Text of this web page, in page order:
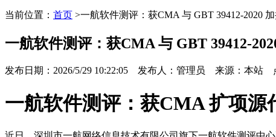
当前位置： 首页 >一航软件测评：获CMA 与 GBT 39412-2020
一航软件测评：获CMA 与 GBT 39412-
发布日期：2026/5/29 10:22:05 发布人：管理员 来源：本站
一航软件测评：获CMA 扩项源